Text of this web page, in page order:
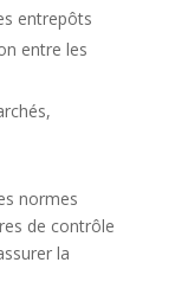
entrepôts
entre les
normes
de contrôle
la